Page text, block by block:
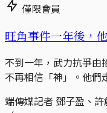
僅限會員
旺角事件一年後，
不到一年，武力抗爭由
不再相信「神」。他們
端傳媒記者 鄧子盈、